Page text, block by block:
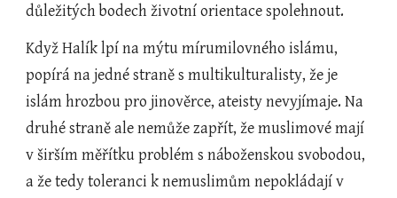
důležitých bodech životní orientace spolehnout.
Když Halík lpí na mýtu mírumilovného islámu,
popírá na jedné straně s multikulturalisty, že je
islám hrozbou pro jinověrce, ateisty nevyjímaje. Na
druhé straně ale nemůže zapřít, že muslimové mají
v širším měřítku problém s náboženskou svobodou,
a že tedy toleranci k nemuslimům nepokládají v